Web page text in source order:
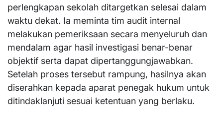
perlengkapan sekolah ditargetkan selesai dalam
waktu dekat. Ia meminta tim audit internal
melakukan pemeriksaan secara menyeluruh dan
mendalam agar hasil investigasi benar-benar
objektif serta dapat dipertanggungjawabkan.
Setelah proses tersebut rampung, hasilnya akan
diserahkan kepada aparat penegak hukum untuk
ditindaklanjuti sesuai ketentuan yang berlaku.